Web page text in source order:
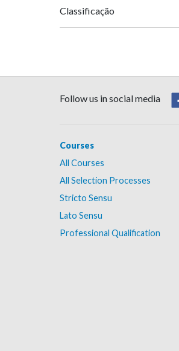
Classificação
Follow us in social media
Courses
All Courses
All Selection Processes
Stricto Sensu
Lato Sensu
Professional Qualification